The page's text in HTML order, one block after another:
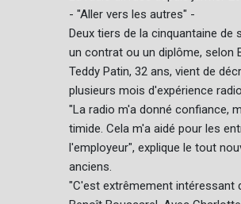
- "Aller vers les autres" -
Deux tiers de la cinquantaine
un contrat ou un diplôme, selon
Teddy Patin, 32 ans, vient de
plusieurs mois d'expérience
"La radio m'a donné confiance,
timide. Cela m'a aidé pour les
l'employeur", explique le tout
anciens.
"C'est extrêmement intéressant